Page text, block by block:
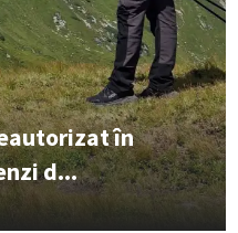
în
d...